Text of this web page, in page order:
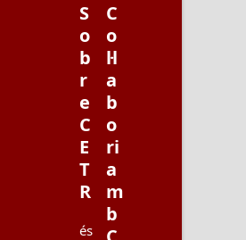
S
o
b
r
e
C
E
T
R
és
C
o
l·l
a
b
o
ri
a
m
b